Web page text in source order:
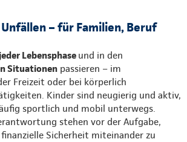
– für Familien, Beruf
jeder Lebensphase und in den
Situationen passieren – im
Freizeit oder bei körperlich
Kinder sind neugierig und aktiv,
sportlich und mobil unterwegs.
stehen vor der Aufgabe,
Sicherheit miteinander zu